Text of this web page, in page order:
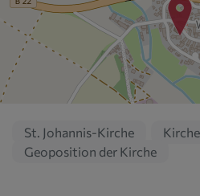
St. Johannis-Kirche Kirche
Geoposition der Kirche